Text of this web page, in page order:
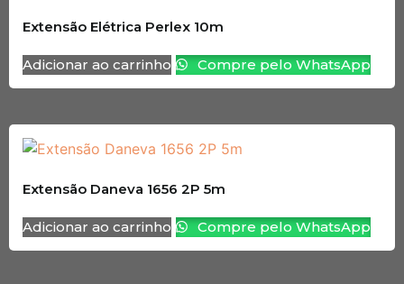
Extensão Elétrica Perlex 10m
Adicionar ao carrinho Compre pelo WhatsApp
Extensão Daneva 1656 2P 5m
Adicionar ao carrinho Compre pelo WhatsApp